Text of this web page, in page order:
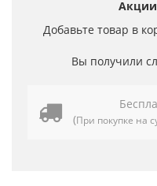
Акции
Добавьте товар в
Вы получили
(При покупке на